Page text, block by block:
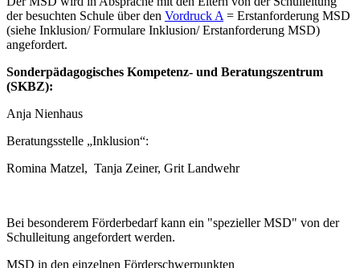
der besuchten Schule über den Vordruck A = Erstanforderung MSD
(siehe Inklusion/ Formulare Inklusion/ Erstanforderung MSD)
angefordert.
Sonderpädagogisches Kompetenz- und Beratungszentrum
(SKBZ):
Anja Nienhaus
Beratungsstelle „Inklusion“:
Romina Matzel, Tanja Zeiner, Grit Landwehr
Bei besonderem Förderbedarf kann ein "spezieller MSD" von der
Schulleitung angefordert werden.
MSD in den einzelnen Förderschwerpunkten